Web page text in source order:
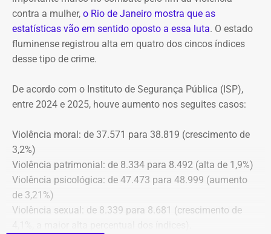
conselheiros do fundo municipal.
Além disso, o tribunal aprovou a expedição de ofício com
cópia integral do processo ao Ministério Público do
apuração de possíveis ilícitos nas esferas cível e criminal,
e à Secretaria de Regime Próprio e Complementar do
contra a mulher, o Rio de Janeiro mostra que as
estatísticas vão em sentido oposto a essa luta. O estado
fluminense registrou alta em quatro dos cincos índices
desse tipo de crime.
De acordo com o Instituto de Segurança Pública (ISP),
entre 2024 e 2025, houve aumento nos seguites casos:
Violência moral: de 37.571 para 38.819 (crescimento de
3,2%)
Violência patrimonial: de 8.334 para 8.492 (alta de 1,9%)
Violência psicológica: de 47.473 para 48.999 (aumento
de 3,21%)
Violência sexual: de 8.339 para 8.681 (crescimento de